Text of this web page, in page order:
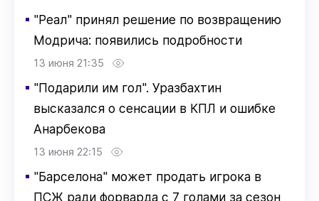
▪ "Реал" принял решение по возвращению
Модрича: появились подробности
13 июня 21:35
▪ "Подарили им гол". Уразбахтин
высказался о сенсации в КПЛ и ошибке
Анарбекова
13 июня 22:15
▪ "Барселона" может продать игрока в
ПСЖ ради форварда с 7 голами за сезон